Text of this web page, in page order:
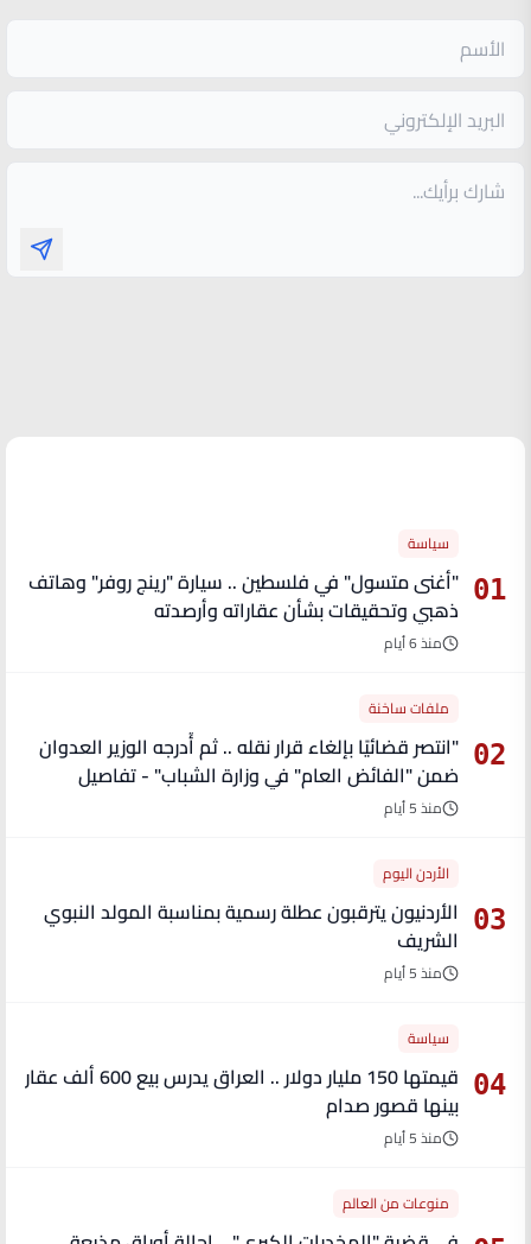
01
سياسة
"أغنى متسول" في فلسطين .. سيارة "رينج روفر" وهاتف
ذهبي وتحقيقات بشأن عقاراته وأرصدته
منذ 6 أيام
02
ملفات ساخنة
"انتصر قضائيًا بإلغاء قرار نقله .. ثم أُدرجه الوزير العدوان
ضمن "الفائض العام" في وزارة الشباب" - تفاصيل
منذ 5 أيام
03
الأردن اليوم
الأردنيون يترقبون عطلة رسمية بمناسبة المولد النبوي
الشريف
منذ 5 أيام
04
سياسة
قيمتها 150 مليار دولار .. العراق يدرس بيع 600 ألف عقار
بينها قصور صدام
منذ 5 أيام
منوعات من العالم